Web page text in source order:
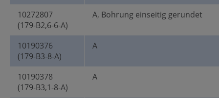
10272807
(179-B2,6-6-A)
A, Bohrung einseitig gerundet
10190376
(179-B3-8-A)
A
10190378
(179-B3,1-8-A)
A